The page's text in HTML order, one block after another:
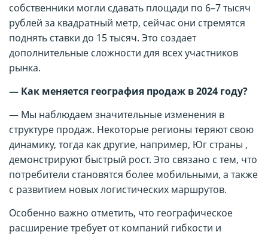
собственники могли сдавать площади по 6–7 тысяч
рублей за квадратный метр, сейчас они стремятся
поднять ставки до 15 тысяч. Это создает
дополнительные сложности для всех участников
рынка.
— Как меняется география продаж в 2024 году?
— Мы наблюдаем значительные изменения в
структуре продаж. Некоторые регионы теряют свою
динамику, тогда как другие, например, Юг страны ,
демонстрируют быстрый рост. Это связано с тем, что
потребители становятся более мобильными, а также
с развитием новых логистических маршрутов.
Особенно важно отметить, что географическое
расширение требует от компаний гибкости и